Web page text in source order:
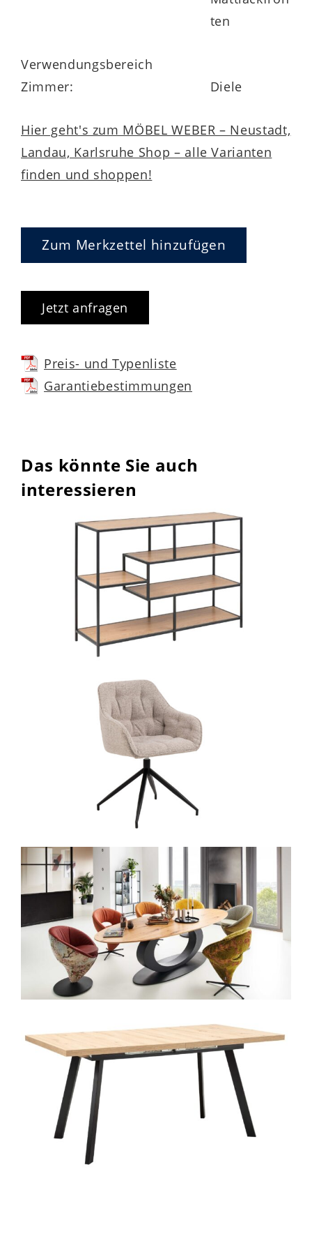
Garderobenlösung, die sich nahtlos in Ihr
Vormontiert geliefert – sofort nutzbar
ermöglicht. Die hochwertige Verarbeitung
Alltag – ganz ohne aufwendigen Aufbau.
Der Schuhschrank wird
Nachhaltigkeit und Wohngesundheit. Der
Hersteller gewährt5 Jahre
Herstellergarantie
– für geprüfte
Sicherheit und langanhaltende Freude an
Ihrem Möbelstück.
ten
Verwendungsbereich
Zimmer:
Diele
Hier geht's zum MÖBEL WEBER – Neustadt,
Landau, Karlsruhe Shop – alle Varianten
finden und shoppen!
Zum Merkzettel hinzufügen
Jetzt anfragen
Preis- und Typenliste
Garantiebestimmungen
Das könnte Sie auch
interessieren